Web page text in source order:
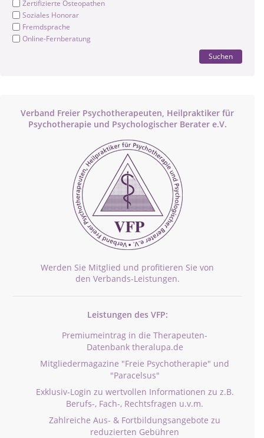
Zertifizierte Osteopathen
Soziales Honorar
Fremdsprache
Online-Fernberatung
Suchen
Verband Freier Psychotherapeuten, Heilpraktiker für
Psychotherapie und Psychologischer Berater e.V.
Werden Sie Mitglied und profitieren Sie von
den Verbands-Leistungen.
Leistungen des VFP:
Premiumeintrag in die Therapeuten-
Datenbank theralupa.de
Mitgliedermagazine "Freie Psychotherapie" und
"Paracelsus"
Exklusiv-Login zu wertvollen Informationen zu z.B.
Berufs-, Fach-, Rechtsfragen u.v.m.
Zahlreiche Aus- & Fortbildungsangebote zu
reduzierten Gebühren